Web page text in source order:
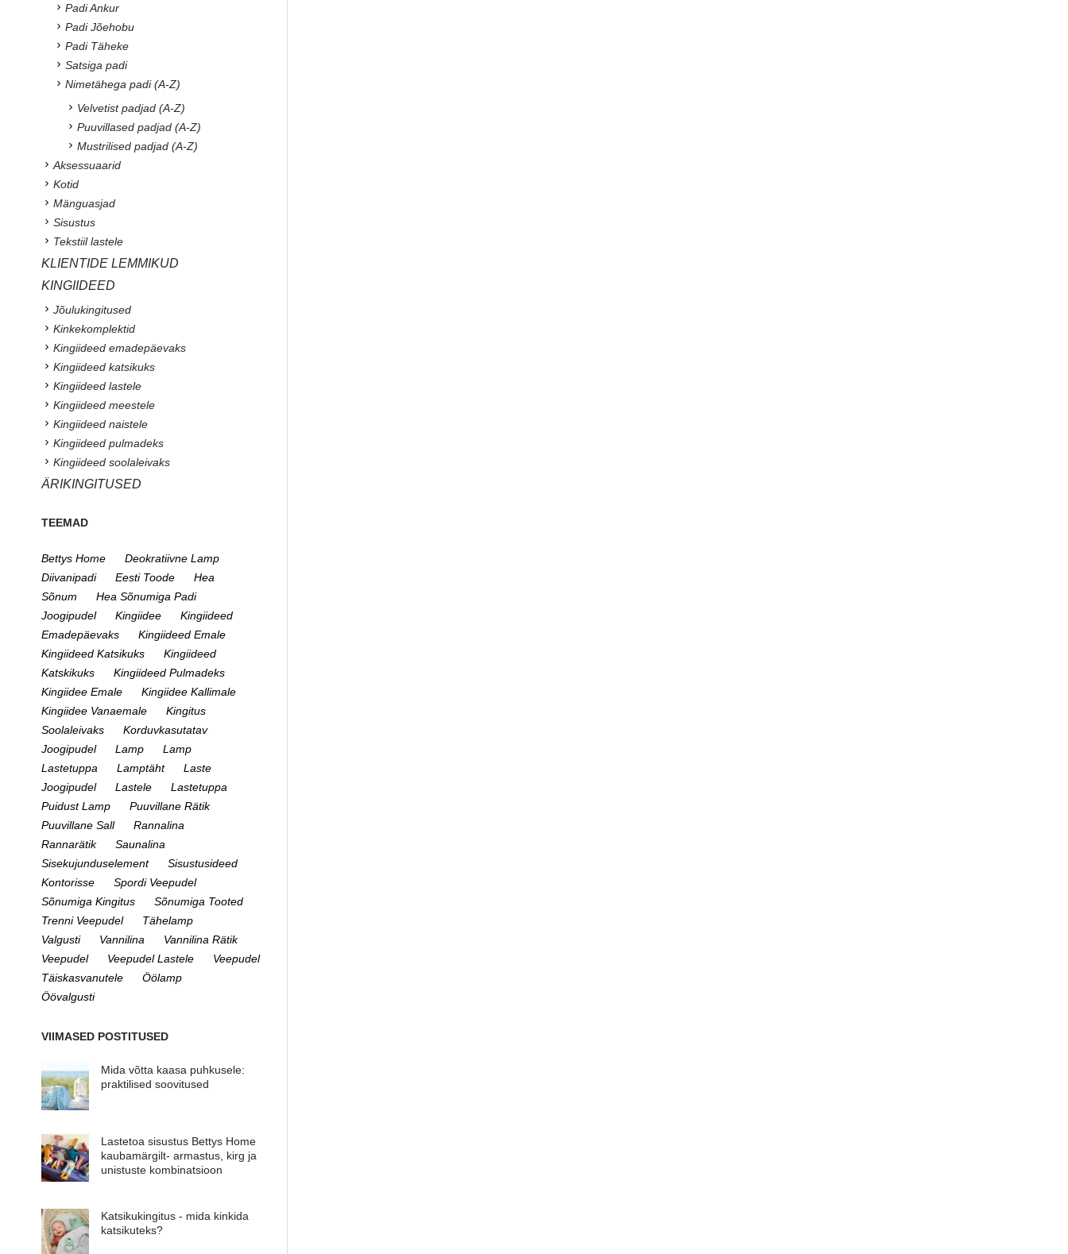
Padi Ankur
Padi Jõehobu
Padi Täheke
Satsiga padi
Nimetähega padi (A-Z)
Velvetist padjad (A-Z)
Puuvillased padjad (A-Z)
Mustrilised padjad (A-Z)
Aksessuaarid
Kotid
Mänguasjad
Sisustus
Tekstiil lastele
KLIENTIDE LEMMIKUD
KINGIIDEED
Jõulukingitused
Kinkekomplektid
Kingiideed emadepäevaks
Kingiideed katsikuks
Kingiideed lastele
Kingiideed meestele
Kingiideed naistele
Kingiideed pulmadeks
Kingiideed soolaleivaks
ÄRIKINGITUSED
TEEMAD
Bettys Home
Deokratiivne Lamp
Diivanipadi
Eesti Toode
Hea
Sõnum
Hea Sõnumiga Padi
Joogipudel
Kingiidee
Kingiideed
Emadepäevaks
Kingiideed Emale
Kingiideed Katsikuks
Kingiideed
Katskikuks
Kingiideed Pulmadeks
Kingiidee Emale
Kingiidee Kallimale
Kingiidee Vanaemale
Kingitus
Soolaleivaks
Korduvkasutatav
Joogipudel
Lamp
Lamp
Lastetuppa
Lamptäht
Laste
Joogipudel
Lastele
Lastetuppa
Puidust Lamp
Puuvillane Rätik
Puuvillane Sall
Rannalina
Rannarätik
Saunalina
Sisekujunduselement
Sisustusideed
Kontorisse
Spordi Veepudel
Sõnumiga Kingitus
Sõnumiga Tooted
Trenni Veepudel
Tähelamp
Valgusti
Vannilina
Vannilina Rätik
Veepudel
Veepudel Lastele
Veepudel
Täiskasvanutele
Öölamp
Öövalgusti
VIIMASED POSTITUSED
Mida võtta kaasa puhkusele:
praktilised soovitused
Lastetoa sisustus Bettys Home
kaubamärgilt- armastus, kirg ja
unistuste kombinatsioon
Katsikukingitus - mida kinkida
katsikuteks?